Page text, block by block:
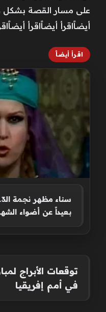
على مسار القصة بشكل
أيضاًاقرأ أيضاًاقرأ
اقرأ أيضاً
بعيداً عن أضواء
توقعات الأبراج
في أمم إفريقيا